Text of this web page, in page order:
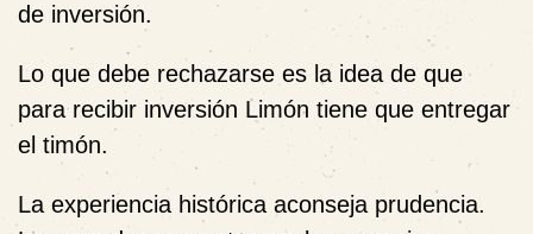
de inversión.
Lo que debe rechazarse es la idea de que
para recibir inversión Limón tiene que entregar
el timón.
La experiencia histórica aconseja prudencia.